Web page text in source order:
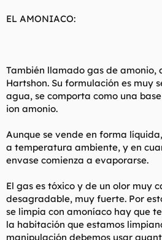
EL AMONIACO:
También llamado gas de amonio,
Hartshon. Su formulación es muy
agua, se comporta como una
ion amonio.
Aunque se vende en forma
a temperatura ambiente, y en
envase comienza a evaporarse.
El gas es tóxico y de un olor muy
desagradable, muy fuerte. Por
se limpia con amoníaco hay que
la habitación que estamos
manipulación debemos usar